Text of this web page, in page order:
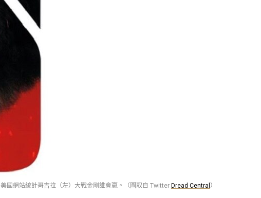
美國網站統計哥吉拉（左）大戰金剛誰會贏。（圖取自 Twitter Dread Central ）